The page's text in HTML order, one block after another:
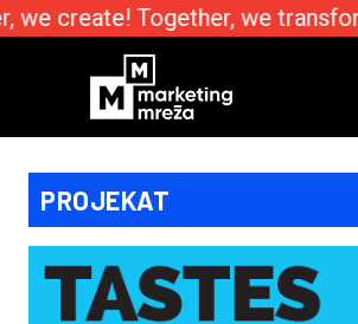
create! Together, we
PROJEKAT